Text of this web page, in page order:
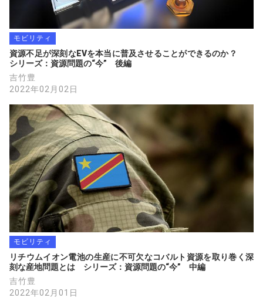
モビリティ
資源不足が深刻なEVを本当に普及させることができるのか？
シリーズ：資源問題の“今”　後編
吉竹豊
2022年02月02日
モビリティ
リチウムイオン電池の生産に不可欠なコバルト資源を取り巻く深
刻な産地問題とは　シリーズ：資源問題の“今”　中編
吉竹豊
2022年02月01日